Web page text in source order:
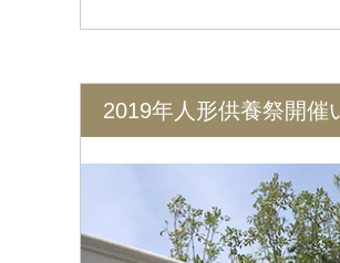
2019年人形供養祭開催